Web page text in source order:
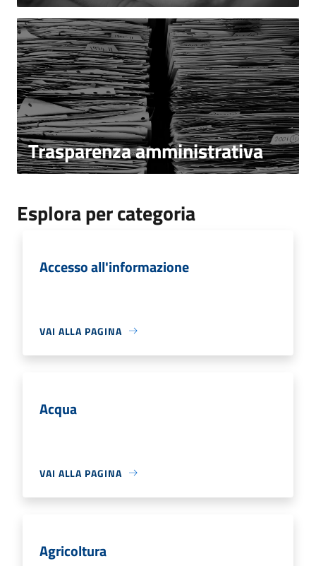
Trasparenza amministrativa
Esplora per categoria
Accesso all'informazione
VAI ALLA PAGINA
Acqua
VAI ALLA PAGINA
Agricoltura